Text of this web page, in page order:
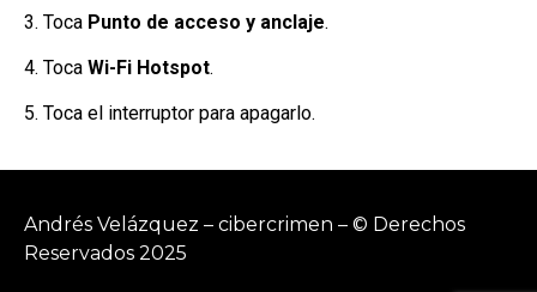
3. Toca Punto de acceso y anclaje.
4. Toca Wi-Fi Hotspot.
5. Toca el interruptor para apagarlo.
Andrés Velázquez – cibercrimen – © Derechos
Reservados 2025